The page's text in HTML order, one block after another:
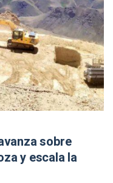
sobre
y escala la